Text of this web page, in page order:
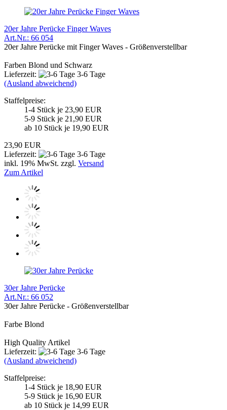
20er Jahre Perücke Finger Waves
Art.Nr.: 66 054
20er Jahre Perücke mit Finger Waves - Größenverstellbar
Farben Blond und Schwarz
Lieferzeit:
3-6 Tage
(Ausland abweichend)
Staffelpreise:
1-4 Stück je 23,90 EUR
5-9 Stück je 21,90 EUR
ab 10 Stück je 19,90 EUR
23,90 EUR
Lieferzeit:
3-6 Tage
inkl. 19% MwSt. zzgl. Versand
Zum Artikel
30er Jahre Perücke
Art.Nr.: 66 052
30er Jahre Perücke - Größenverstellbar
Farbe Blond
High Quality Artikel
Lieferzeit:
3-6 Tage
(Ausland abweichend)
Staffelpreise:
1-4 Stück je 18,90 EUR
5-9 Stück je 16,90 EUR
ab 10 Stück je 14,99 EUR